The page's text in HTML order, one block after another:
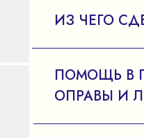
ИЗ ЧЕГО
ПОМОЩЬ В
ОПРАВЫ И